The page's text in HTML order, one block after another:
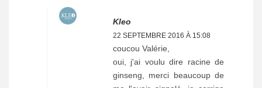
Kleo
22 SEPTEMBRE 2016 À 15:08
coucou Valérie,
oui, j'ai voulu dire racine de
ginseng, merci beaucoup de